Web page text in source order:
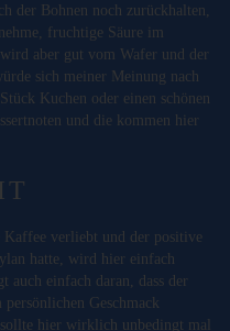
der Bohnen noch zurückhalten,
fruchtige Säure im
aber gut vom Wafer und der
sich meiner Meinung nach
Kuchen oder einen schönen
und die kommen hier
Kaffee verliebt und der positive
hatte, wird hier einfach
auch einfach daran, dass der
Geschmack
hier wirklich unbedingt mal